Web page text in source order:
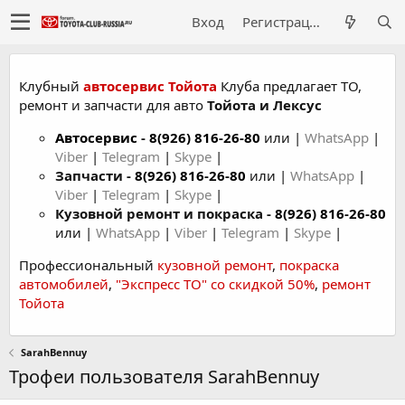
Вход Регистрация
Клубный автосервис Тойота Клуба предлагает ТО,
ремонт и запчасти для авто Тойота и Лексус
Автосервис - 8(926) 816-26-80 или | WhatsApp |
Viber | Telegram | Skype |
Запчасти - 8(926) 816-26-80 или | WhatsApp |
Viber | Telegram | Skype |
Кузовной ремонт и покраска - 8(926) 816-26-80
или | WhatsApp | Viber | Telegram | Skype |
Профессиональный кузовной ремонт, покраска
автомобилей, "Экспресс ТО" со скидкой 50%, ремонт
Тойота
SarahBennuy
Трофеи пользователя SarahBennuy